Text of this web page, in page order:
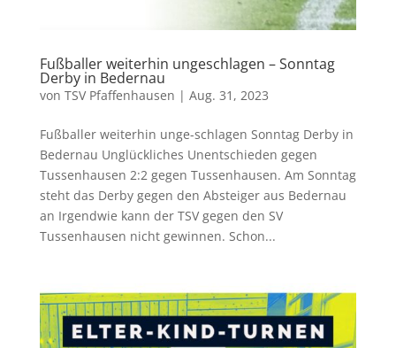
Fußballer weiterhin ungeschlagen – Sonntag
Derby in Bedernau
von TSV Pfaffenhausen | Aug. 31, 2023
Fußballer weiterhin unge-schlagen Sonntag Derby in
Bedernau Unglückliches Unentschieden gegen
Tussenhausen 2:2 gegen Tussenhausen. Am Sonntag
steht das Derby gegen den Absteiger aus Bedernau
an Irgendwie kann der TSV gegen den SV
Tussenhausen nicht gewinnen. Schon...